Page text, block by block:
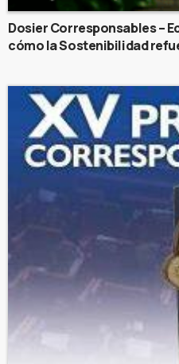
Dosier Corresponsables –
cómo la Sostenibilidad